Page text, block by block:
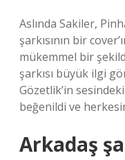
Aslında Sakiler,
şarkısının bir
mükemmel bir
şarkısı büyük ilgi
Gözetlik’in
beğenildi ve
Arkadaş